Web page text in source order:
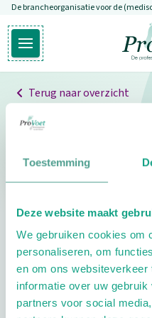
Toestemming
Deze website maakt
We gebruiken cookies om
personaliseren, om
en om ons
informatie over uw
partners voor social
Overslaan en naar de inhoud
De brancheorganisatie voor de
Open hoofdmenu
Ga
Terug naar overzicht
Professionals
Pedicure
pedicure.